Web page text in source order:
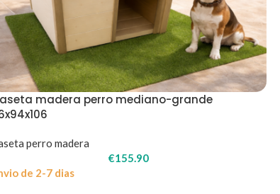
madera perro mediano-grande
perro madera
€155.90
de 2-7 dias